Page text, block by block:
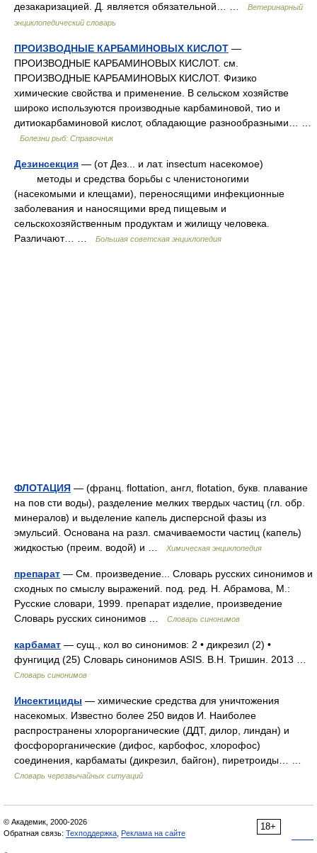
дезакаризацией. Д. является обязательной… …
Ветеринарный
энциклопедический словарь
ПРОИЗВОДНЫЕ КАРБАМИНОВЫХ КИСЛОТ —
ПРОИЗВОДНЫЕ КАРБАМИНОВЫХ КИСЛОТ. см.
ПРОИЗВОДНЫЕ КАРБАМИНОВЫХ КИСЛОТ. Физико
химические свойства и применение. В сельском хозяйстве
широко используются производные карбаминовой, тио и
дитиокарбаминовой кислот, обладающие разнообразными… …
Болезни рыб: Справочник
Дезинсекция — (от Дез... и лат. insectum насекомое)
методы и средства борьбы с членистоногими
(насекомыми и клещами), переносящими инфекционные
заболевания и наносящими вред пищевым и
сельскохозяйственным продуктам и жилищу человека.
Различают… …
Большая советская энциклопедия
ФЛОТАЦИЯ — (франц. flottation, англ, flotation, букв. плавание
на пов сти воды), разделение мелких твердых частиц (гл. обр.
минералов) и выделение капель дисперсной фазы из
эмульсий. Основана на разл. смачиваемости частиц (капель)
жидкостью (преим. водой) и …
Химическая энциклопедия
препарат — См. произведение... Словарь русских синонимов и
сходных по смыслу выражений. под. ред. Н. Абрамова, М.:
Русские словари, 1999. препарат изделие, произведение
Словарь русских синонимов …
Словарь синонимов
карбамат — сущ., кол во синонимов: 2 • дикрезил (2) •
фунгицид (25) Словарь синонимов ASIS. В.Н. Тришин. 2013 …
Словарь синонимов
Инсектициды — химические средства для уничтожения
насекомых. Известно более 250 видов И. Наиболее
распространены хлорорганические (ДДТ, дилор, линдан) и
фосфорорганические (дифос, карбофос, хлорофос)
соединения, карбаматы (дикрезил, байгон), пиретроиды… …
Словарь черезвычайных ситуаций
18+
© Академик, 2000-2026
Обратная связь: Техподдержка Реклама на сайте